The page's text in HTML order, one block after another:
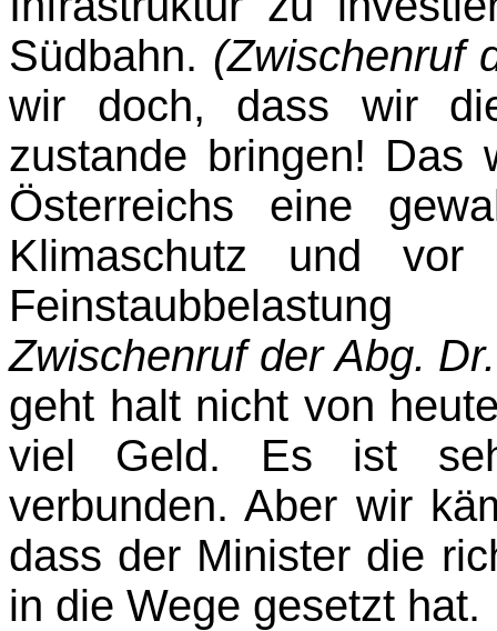
Südbahn. (Zwischenruf
wir doch, dass wir
zustande bringen! Das
Österreichs eine
Klima­schutz und
Zwischenruf der Abg.
geht halt nicht von
viel Geld. Es ist
verbunden. Aber wir
dass der Minister die
in die Wege gesetzt hat.